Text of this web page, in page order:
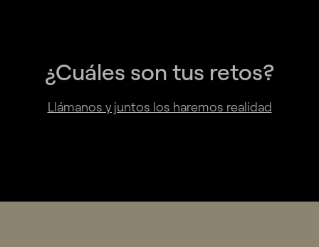
¿Cuáles son tus retos?
Llámanos y juntos los haremos realidad